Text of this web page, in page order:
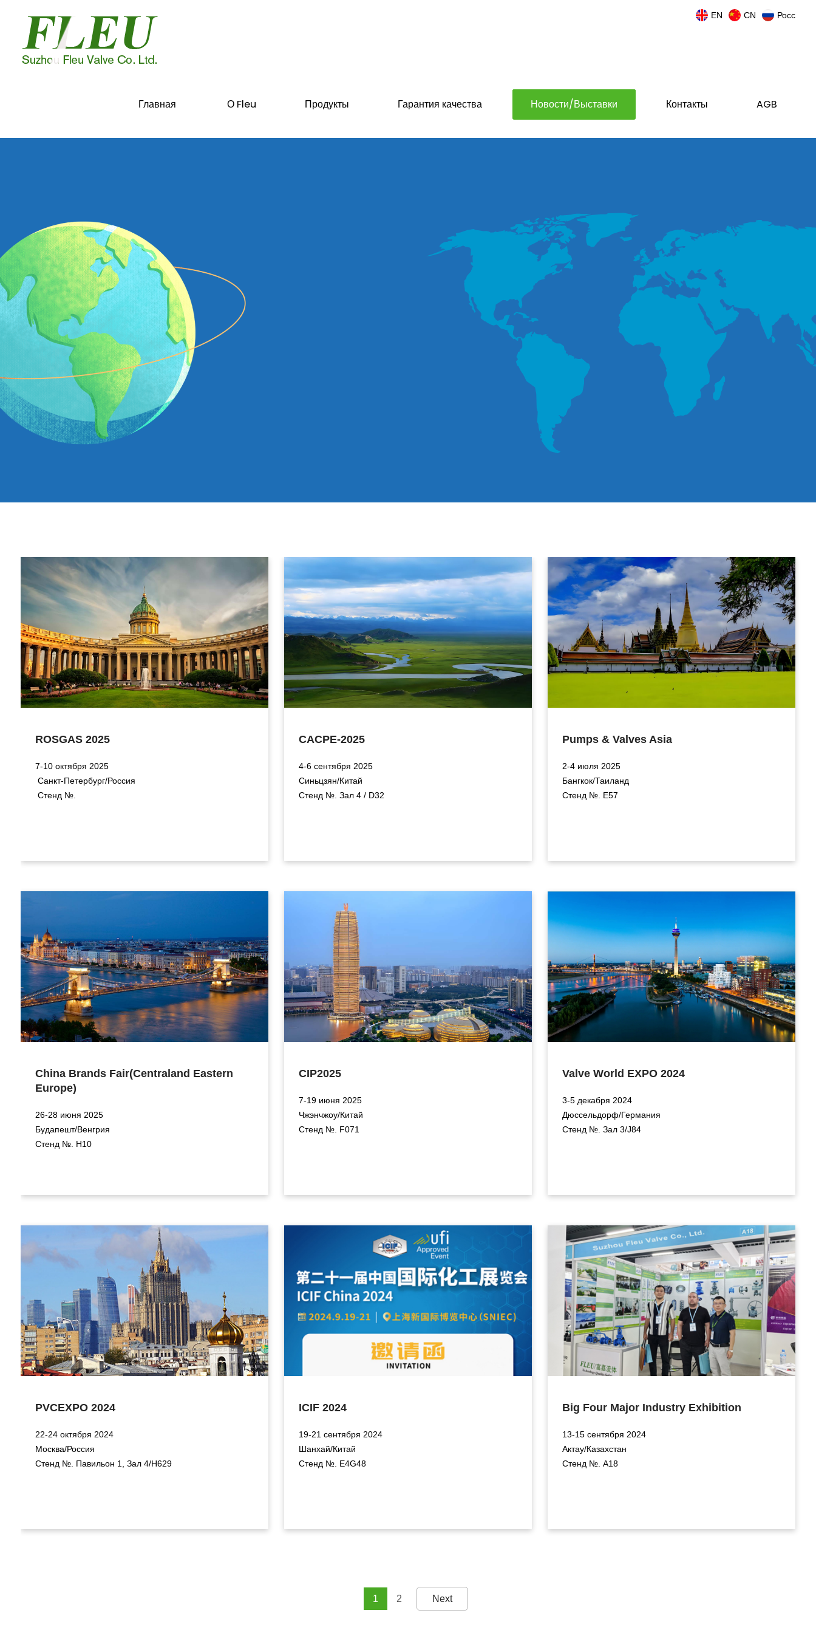
Росс
CN
EN
Главная О Fleu Продукты Гарантия качества Новости/Выставки Контакты AGB
ROSGAS 2025
7-10 октября 2025
Санкт-Петербург/Россия
Стенд №.
CACPE-2025
4-6 сентября 2025
Синьцзян/Китай
Стенд №. Зал 4 / D32
Pumps & Valves Asia
2-4 июля 2025
Бангкок/Таиланд
Стенд №. E57
China Brands Fair(Centraland Eastern
Europe)
26-28 июня 2025
Будапешт/Венгрия
Стенд №. H10
CIP2025
7-19 июня 2025
Чжэнчжоу/Китай
Стенд №. F071
Valve World EXPO 2024
3-5 декабря 2024
Дюссельдорф/Германия
Стенд №. Зал 3/J84
PVCEXPO 2024
22-24 октября 2024
Москва/Россия
Стенд №. Павильон 1, Зал 4/H629
ICIF 2024
19-21 сентября 2024
Шанхай/Китай
Стенд №. E4G48
Big Four Major Industry Exhibition
13-15 сентября 2024
Актау/Казахстан
Стенд №. A18
1 2 Next